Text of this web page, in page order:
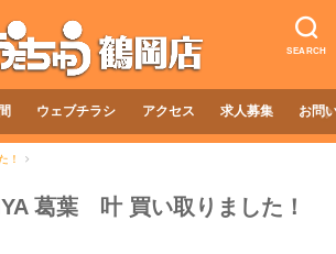
SEARCH
ウェブチラシ アクセス 求人募集 お問
！
葛葉 叶 買い取りました！